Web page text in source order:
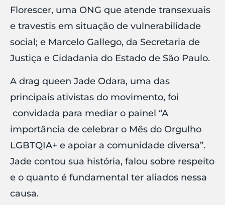
Florescer, uma ONG que atende transexuais
e travestis em situação de vulnerabilidade
social; e Marcelo Gallego, da Secretaria de
Justiça e Cidadania do Estado de São Paulo.
A drag queen Jade Odara, uma das
principais ativistas do movimento, foi
convidada para mediar o painel “A
importância de celebrar o Mês do Orgulho
LGBTQIA+ e apoiar a comunidade diversa”.
Jade contou sua história, falou sobre respeito
e o quanto é fundamental ter aliados nessa
causa.